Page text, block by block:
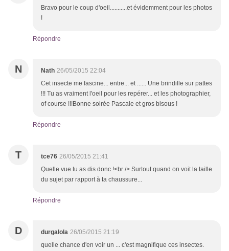
Bravo pour le coup d'oeil...........et évidemment pour les photos
!
Répondre
N Nath 26/05/2015 22:04
Cet insecte me fascine... entre... et ...... Une brindille sur pattes
!!! Tu as vraiment l'oeil pour les repérer... et les photographier,
of course !!!Bonne soirée Pascale et gros bisous !
Répondre
T tce76 26/05/2015 21:41
Quelle vue tu as dis donc !<br /> Surtout quand on voit la taille
du sujet par rapport à ta chaussure...
Répondre
D durgalola 26/05/2015 21:19
quelle chance d'en voir un ... c'est magnifique ces insectes.